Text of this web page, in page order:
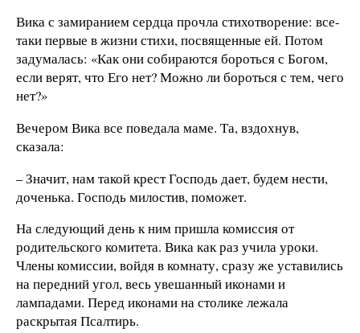
Вика с замиранием сердца прочла стихотворение: все-
таки первые в жизни стихи, посвященные ей. Потом
задумалась: «Как они собираются бороться с Богом,
если верят, что Его нет? Можно ли бороться с тем, чего
нет?»
Вечером Вика все поведала маме. Та, вздохнув,
сказала:
– Значит, нам такой крест Господь дает, будем нести,
доченька. Господь милостив, поможет.
На следующий день к ним пришла комиссия от
родительского комитета. Вика как раз учила уроки.
Члены комиссии, войдя в комнату, сразу же уставились
на передний угол, весь увешанный иконами и
лампадами. Перед иконами на столике лежала
раскрытая Псалтирь.